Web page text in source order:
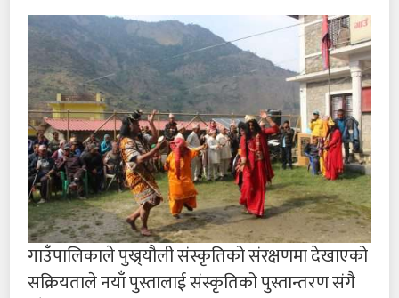
गाउँपालिकाले पुख्र्यौली संस्कृतिको संरक्षणमा देखाएको
सक्रियताले नयाँ पुस्तालाई संस्कृतिको पुस्तान्तरण संगै